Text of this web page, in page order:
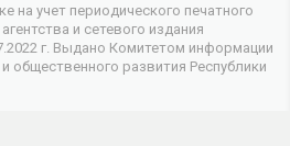
на учет периодического печатного
и сетевого издания
г. Выдано Комитетом информации
общественного развития Республики